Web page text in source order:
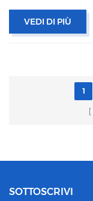
VEDI DI PIÙ
1
SOTTOSCRIVI